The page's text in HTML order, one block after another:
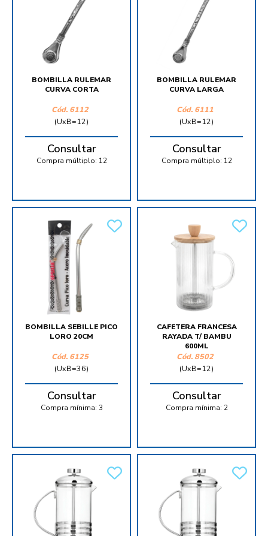
BOMBILLA RULEMAR
CURVA CORTA
Cód. 6112
(UxB=12)
Consultar
Compra múltiplo: 12
BOMBILLA RULEMAR
CURVA LARGA
Cód. 6111
(UxB=12)
Consultar
Compra múltiplo: 12
BOMBILLA SEBILLE PICO
LORO 20CM
Cód. 6125
(UxB=36)
Consultar
Compra mínima: 3
CAFETERA FRANCESA
RAYADA T/ BAMBU
600ML
Cód. 8502
(UxB=12)
Consultar
Compra mínima: 2